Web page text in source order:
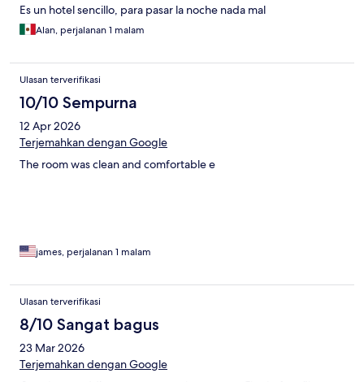
Es un hotel sencillo, para pasar la noche nada mal
Alan, perjalanan 1 malam
Ulasan terverifikasi
10/10 Sempurna
12 Apr 2026
Terjemahkan dengan Google
The room was clean and comfortable e
james, perjalanan 1 malam
Ulasan terverifikasi
8/10 Sangat bagus
23 Mar 2026
Terjemahkan dengan Google